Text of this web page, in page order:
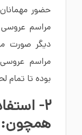
حضور
مراسم
دیگر صورت
مراسم
بوده تا تمام
2-
همچون: